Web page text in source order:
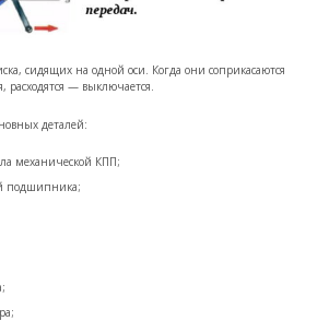
сидящих на одной оси. Когда они соприкасаются
— выключается.
деталей:
механической КПП;
подшипника;